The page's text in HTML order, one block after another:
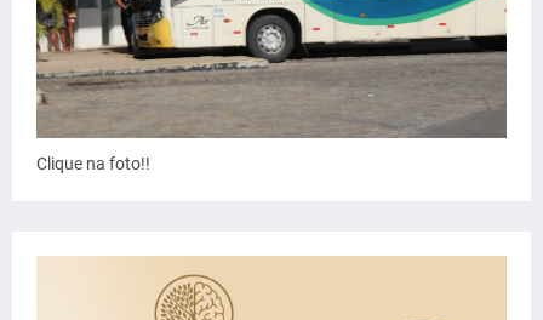
Clique na foto!!